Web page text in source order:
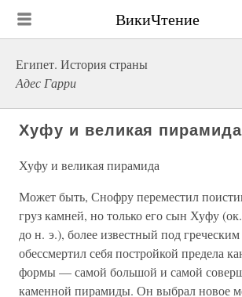
ВикиЧтение
Египет. История страны
Адес Гарри
Хуфу и великая пирамида
Хуфу и великая пирамида
Может быть, Снофру переместил
груз камней, но только его сын Хуфу
до н. э.), более известный под
обессмертил себя постройкой предела
формы — самой большой и самой
каменной пирамиды. Он выбрал новое